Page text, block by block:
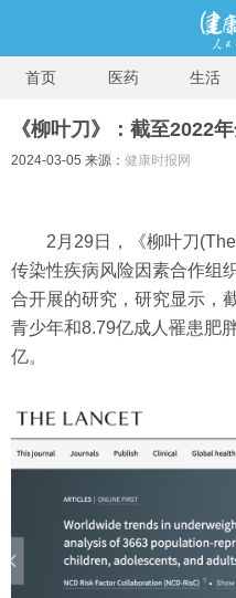
首页 医药 生活
《柳叶刀》：截至2022
2024-03-05 来源： 健康时报网
2月29日，《柳叶刀
传染性疾病风险因素合作组
合开展的研究，研究显示，
青少年和8.79亿成人罹患肥
亿。